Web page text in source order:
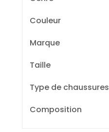
Couleur
Marque
Taille
Type de chaussures
Composition